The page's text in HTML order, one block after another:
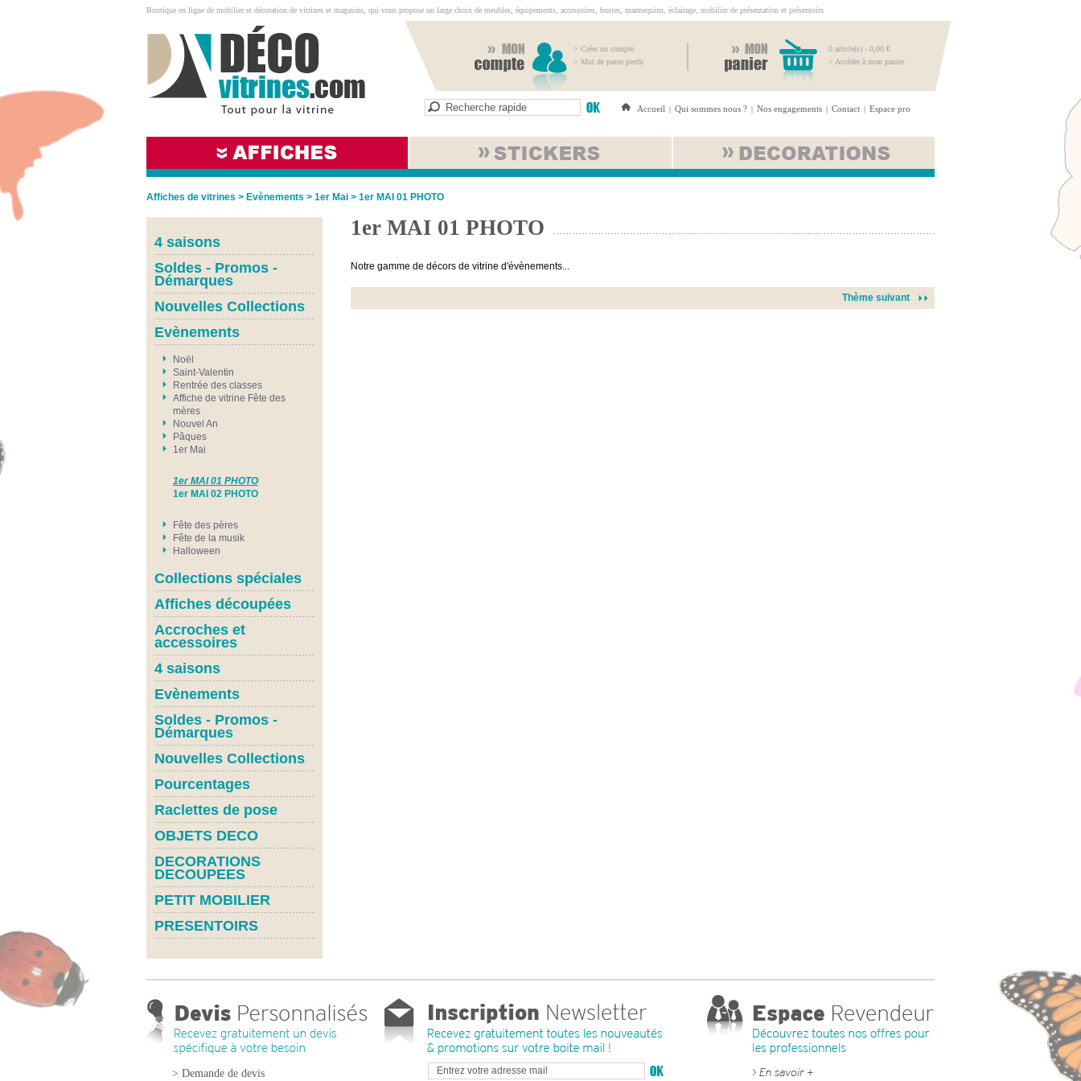
Boutique en ligne de mobilier et décoration de vitrines et magasins, qui vous propose un large choix de meubles, équipements, accessoires, bustes, mannequins, éclairage, mobilier de présentation et présentoirs
> Créer un compte
> Mot de passe perdu
0 article(s) - 0,00 €
> Accéder à mon panier
Accueil | Qui sommes nous ? | Nos engagements | Contact | Espace pro
Affiches de vitrines > Evènements > 1er Mai > 1er MAI 01 PHOTO
4 saisons
Soldes - Promos -
Démarques
Nouvelles Collections
Evènements
Noël
Saint-Valentin
Rentrée des classes
Affiche de vitrine Fête des
mères
Nouvel An
Pâques
1er Mai
1er MAI 01 PHOTO
1er MAI 02 PHOTO
Fête des pères
Fête de la musik
Halloween
Collections spéciales
Affiches découpées
Accroches et
accessoires
4 saisons
Evènements
Soldes - Promos -
Démarques
Nouvelles Collections
Pourcentages
Raclettes de pose
OBJETS DECO
DECORATIONS
DECOUPEES
PETIT MOBILIER
PRESENTOIRS
1er MAI 01 PHOTO
Notre gamme de décors de vitrine d'évènements...
Thème suivant
> Demande de devis